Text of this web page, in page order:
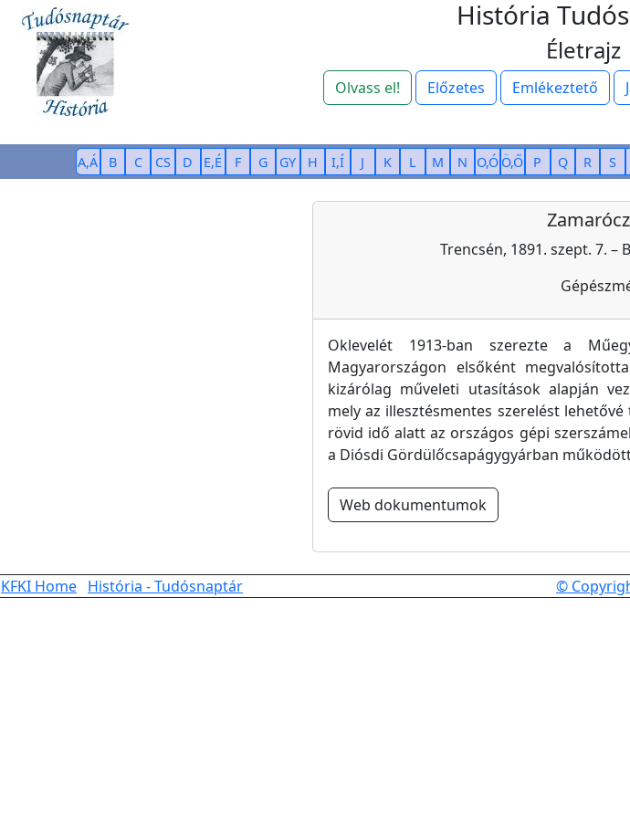
História
Életrajz
Olvass el! Előzetes Emlékeztető
A,Á B C CS D E,É F G GY H I,Í J K L M N O,Ó Ö,Ő P Q R S
Trencsén, 1891. szept. 7. –
Oklevelét 1913-ban szerezte a
Magyarországon elsőként
kizárólag műveleti utasítások alapján
mely az illesztésmentes szerelést
rövid idő alatt az országos gépi
a Diósdi Gördülőcsapágygyárban
Web dokumentumok
KFKI Home História - Tudósnaptár ©